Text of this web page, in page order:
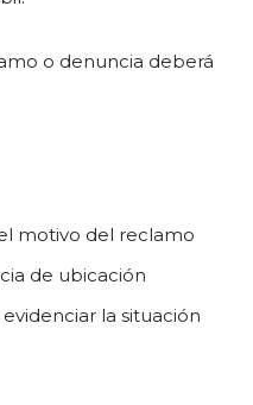
o denuncia deberá
motivo del reclamo
de ubicación
la situación